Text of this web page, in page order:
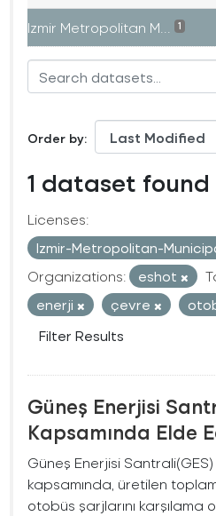
Izmir Metropolitan M... 1
Order by
1 dataset found
Licenses:
Izmir-Metropolitan-
Organizations:
eshot
enerji
çevre
Filter Results
Güneş Enerjisi
Kapsamında Elde
Güneş Enerjisi
kapsamında, üretilen
otobüs şarjlarını karşılama